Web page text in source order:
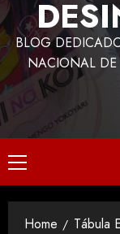
BLOG
NACIONAL DE
Home Tábula